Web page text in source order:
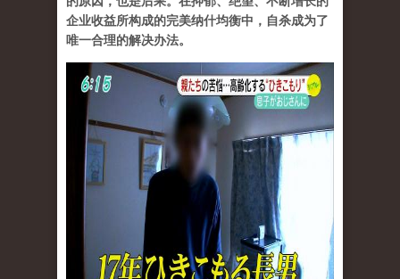
企业收益所构成的完美纳什均衡中，自杀成为了
唯一合理的解决办法。